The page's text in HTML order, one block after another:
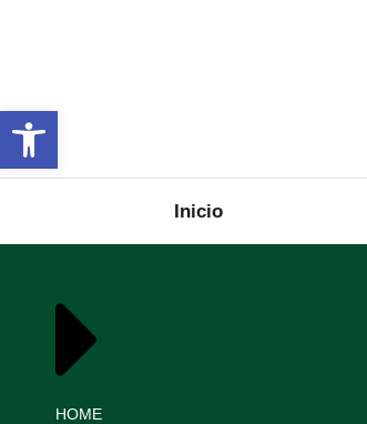
Inicio
HOME
Open toolbar